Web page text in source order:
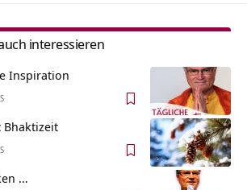
interessieren
Inspiration
Bhaktizeit
…